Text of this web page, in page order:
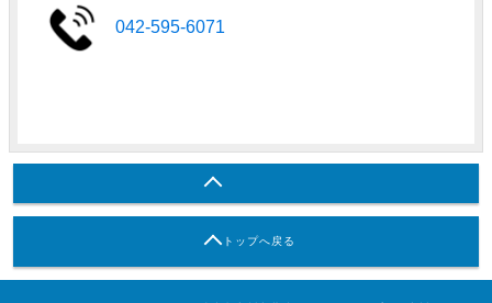
042-595-6071
トップへ戻る